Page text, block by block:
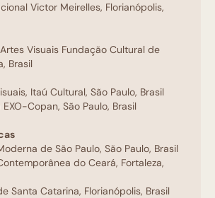
Victor Meirelles, Florianópolis,
Visuais Fundação Cultural de
Brasil
Itaú Cultural, São Paulo, Brasil
Copan, São Paulo, Brasil
de São Paulo, São Paulo, Brasil
do Ceará, Fortaleza,
Santa Catarina, Florianópolis, Brasil